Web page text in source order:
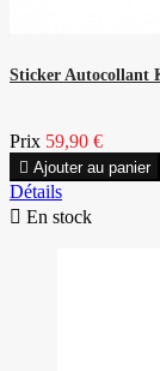
Sticker Autocollant
Prix 59,90 €
 Ajouter au panier
Détails
 En stock